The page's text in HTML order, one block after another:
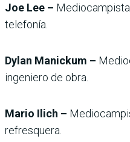
Joe Lee –
telefonía.
Dylan Manickum –
ingeniero de obra.
Mario Ilich –
refresquera.